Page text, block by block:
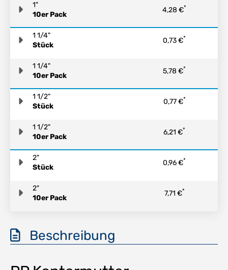
1"
10er Pack
4,28 €*
1 1/4"
Stück
0,73 €*
1 1/4"
10er Pack
5,78 €*
1 1/2"
Stück
0,77 €*
1 1/2"
10er Pack
6,21 €*
2"
Stück
0,96 €*
2"
10er Pack
7,71 €*
Beschreibung